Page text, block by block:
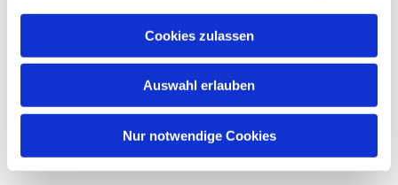
Cookies zulassen
Auswahl erlauben
Nur notwendige Cookies